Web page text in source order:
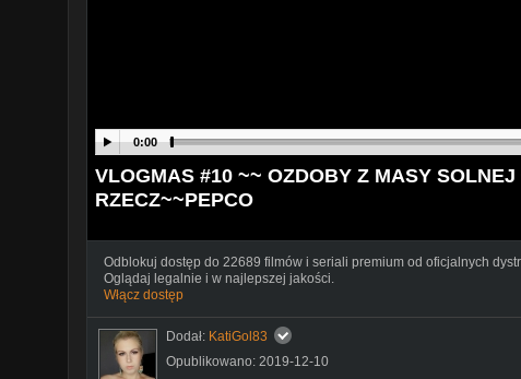
0:00
VLOGMAS #10 ~~ OZDOBY Z MASY
RZECZ~~PEPCO
Odblokuj dostęp do 22689 filmów i seriali premium od oficjalnych
Oglądaj legalnie i w najlepszej jakości.
Włącz dostęp
Dodał: KatiGol83
Opublikowano: 2019-12-10